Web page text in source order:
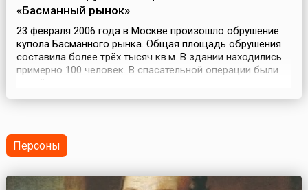
«Басманный рынок»
23 февраля 2006 года в Москве произошло обрушение
купола Басманного рынка. Общая площадь обрушения
составила более трёх тысяч кв.м. В здании находились
примерно 100 человек. В спасательной операции были
Москвы, специалисты Государственного центрального
представители других министерств и ведомств. Р...
Персоны